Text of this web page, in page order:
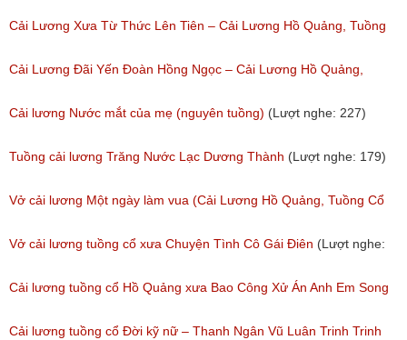
(Lượt nghe: 11,533)
Cổ
(Lượt nghe: 258)
Cải Lương Xưa Từ Thức Lên Tiên – Cải Lương Hồ Quảng, Tuồng
Cổ
(Lượt nghe: 505)
Cải Lương Đãi Yến Đoàn Hồng Ngọc – Cải Lương Hồ Quảng,
Tuồng Cổ
(Lượt nghe: 243)
Cải lương Nước mắt của mẹ (nguyên tuồng) (Lượt nghe: 227)
Tuồng cải lương Trăng Nước Lạc Dương Thành (Lượt nghe: 179)
Vở cải lương Một ngày làm vua (Cải Lương Hồ Quảng, Tuồng Cổ
Xưa)
(Lượt nghe: 216)
Vở cải lương tuồng cổ xưa Chuyện Tình Cô Gái Điên (Lượt nghe:
146)
Cải lương tuồng cổ Hồ Quảng xưa Bao Công Xử Án Anh Em Song
Sinh
Cải lương tuồng cổ Đời kỹ nữ – Thanh Ngân Vũ Luân Trinh Trinh